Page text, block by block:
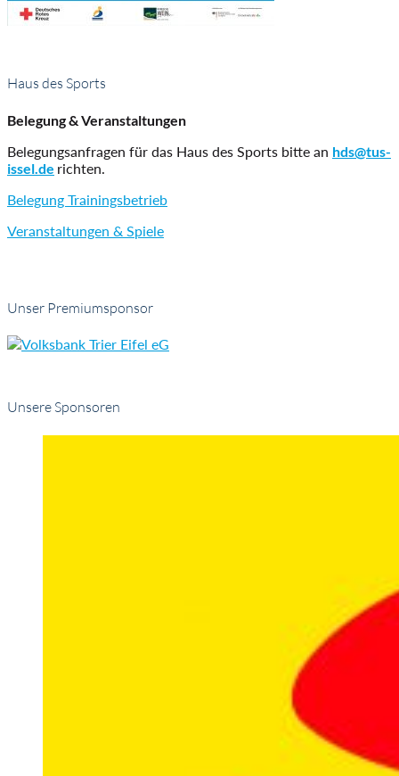
Haus des Sports
Belegung & Veranstaltungen
Belegungsanfragen für das Haus des Sports bitte an hds@tus-
issel.de richten.
Belegung Trainingsbetrieb
Veranstaltungen & Spiele
Unser Premiumsponsor
Unsere Sponsoren